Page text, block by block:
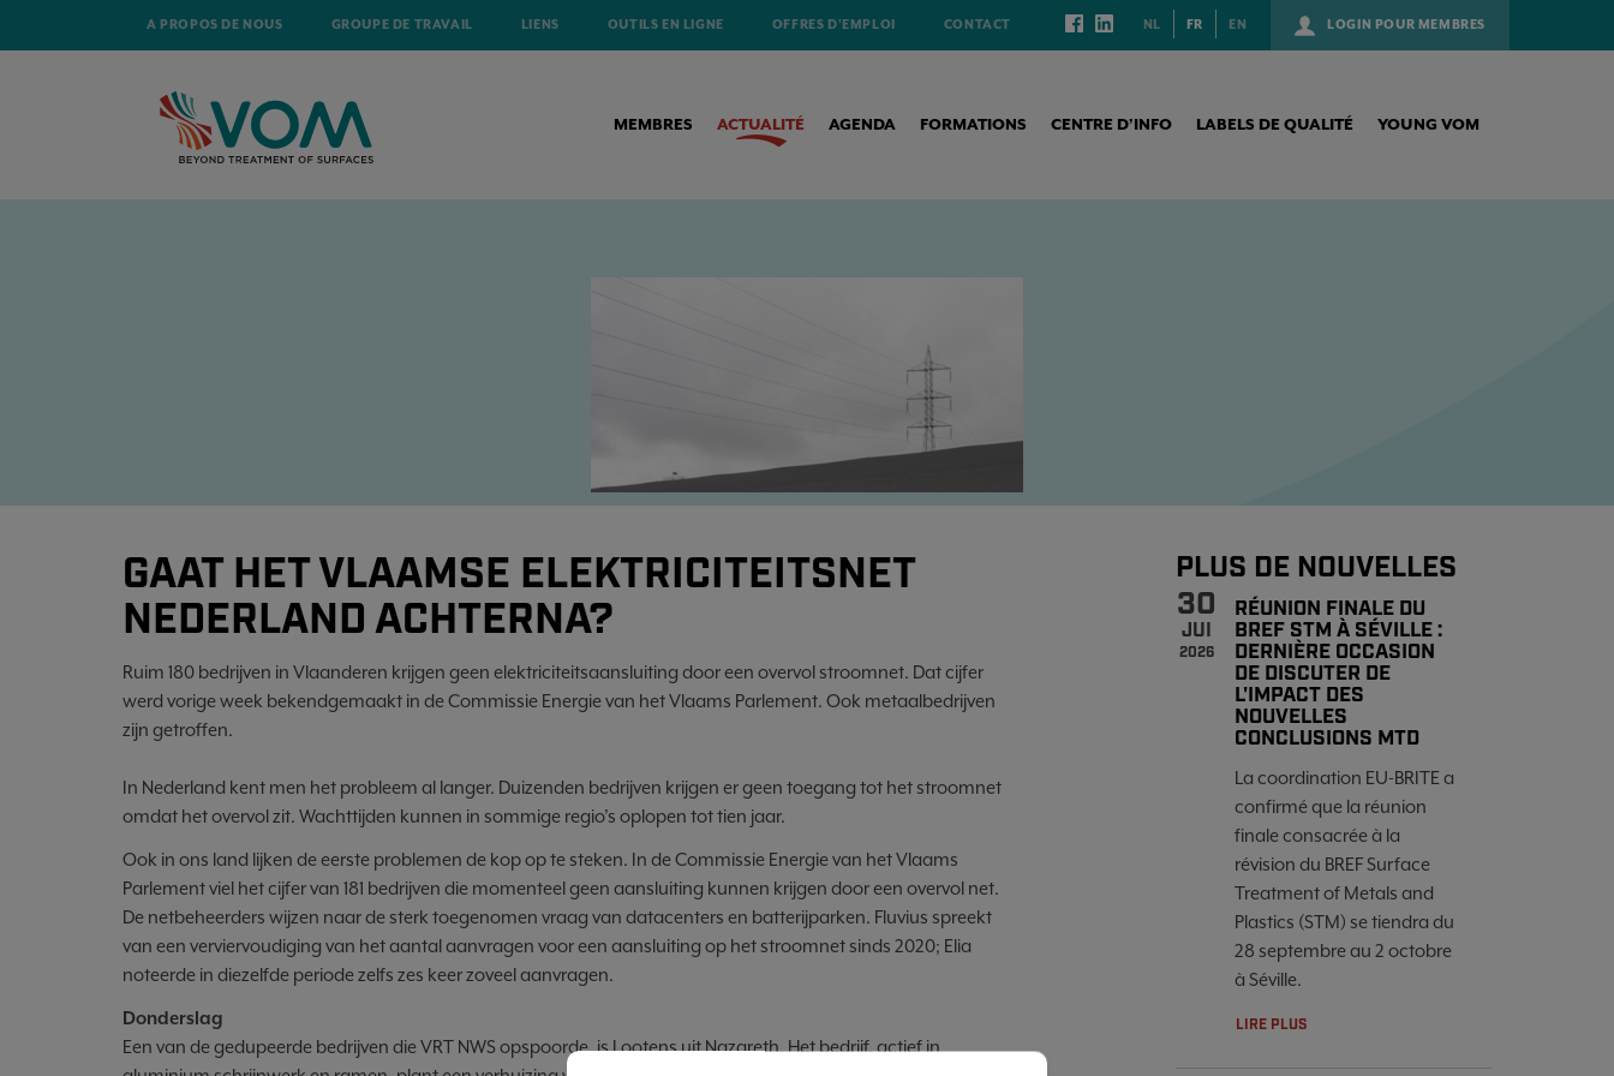
A PROPOS DE NOUS GROUPE DE TRAVAIL LIENS OUTILS EN LIGNE OFFRES D'EMPLOI CONTACT LOGIN POUR MEMBRES
NL FR EN
MEMBRES ACTUALITÉ AGENDA FORMATIONS CENTRE D’INFO LABELS DE QUALITÉ YOUNG VOM
ACCUEIL ACTUALITÉ GAAT HET VLAAMSE ELEKTRICITEITSNET NEDERLAND ACHTERNA?
GAAT HET VLAAMSE ELEKTRICITEITSNET
NEDERLAND ACHTERNA?
Ruim 180 bedrijven in Vlaanderen krijgen geen elektriciteitsaansluiting door een overvol stroomnet. Dat cijfer
werd vorige week bekendgemaakt in de Commissie Energie van het Vlaams Parlement. Ook metaalbedrijven
zijn getroffen.
In Nederland kent men het probleem al langer. Duizenden bedrijven krijgen er geen toegang tot het stroomnet
omdat het overvol zit. Wachttijden kunnen in sommige regio’s oplopen tot tien jaar.
Ook in ons land lijken de eerste problemen de kop op te steken. In de Commissie Energie van het Vlaams
Parlement viel het cijfer van 181 bedrijven die momenteel geen aansluiting kunnen krijgen door een overvol net.
De netbeheerders wijzen naar de sterk toegenomen vraag van datacenters en batterijparken. Fluvius spreekt
van een verviervoudiging van het aantal aanvragen voor een aansluiting op het stroomnet sinds 2020; Elia
noteerde in diezelfde periode zelfs zes keer zoveel aanvragen.
Donderslag
Een van de gedupeerde bedrijven die VRT NWS opspoorde, is Lootens uit Nazareth. Het bedrijf, actief in
PLUS DE NOUVELLES
30
JUI
2026
RÉUNION FINALE DU
BREF STM À SÉVILLE :
DERNIÈRE OCCASION
DE DISCUTER DE
L'IMPACT DES
NOUVELLES
CONCLUSIONS MTD
La coordination EU-BRITE a
confirmé que la réunion
finale consacrée à la
révision du BREF Surface
Treatment of Metals and
Plastics (STM) se tiendra du
28 septembre au 2 octobre
à Séville.
LIRE PLUS